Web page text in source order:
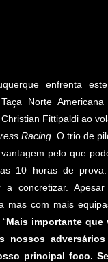
enfrenta
Norte Americana
Fittipaldi ao
Racing . O trio de
pelo que
10 horas de
a concretizar.
mas com mais
Mais importante que
nossos
principal foco.